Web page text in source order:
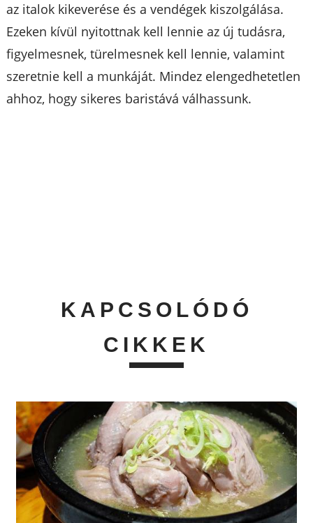
az italok kikeverése és a vendégek kiszolgálása.
Ezeken kívül nyitottnak kell lennie az új tudásra,
figyelmesnek, türelmesnek kell lennie, valamint
szeretnie kell a munkáját. Mindez elengedhetetlen
ahhoz, hogy sikeres baristává válhassunk.
KAPCSOLÓDÓ
CIKKEK